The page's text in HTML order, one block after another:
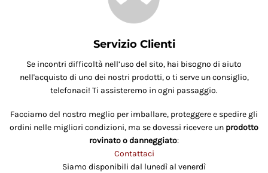
Servizio Clienti
Se incontri difficoltà nell’uso del sito, hai bisogno di aiuto
nell'acquisto di uno dei nostri prodotti, o ti serve un consiglio,
telefonaci! Ti assisteremo in ogni passaggio.
Facciamo del nostro meglio per imballare, proteggere e spedire gli
ordini nelle migliori condizioni, ma se dovessi ricevere un prodotto
rovinato o danneggiato:
Contattaci
Siamo disponibili dal lunedì al venerdì